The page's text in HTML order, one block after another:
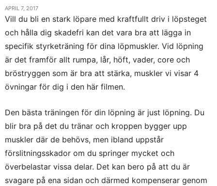
APRIL 7, 2017
Vill du bli en stark löpare med kraftfullt driv i löpsteget
och hålla dig skadefri kan det vara bra att lägga in
specifik styrketräning för dina löpmuskler. Vid löpning
är det framför allt rumpa, lår, höft, vader, core och
bröstryggen som är bra att stärka, muskler vi visar 4
övningar för dig i den här filmen.
Den bästa träningen för din löpning är just löpning. Du
blir bra på det du tränar och kroppen bygger upp
muskler där de behövs, men ibland uppstår
förslitningsskador om du springer mycket och
överbelastar vissa delar. Det kan bero på att du är
svagare på ena sidan och därmed kompenserar genom